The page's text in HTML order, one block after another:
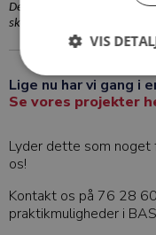
Det er derfor en
skriftligt og mundtligt.
Lige nu har vi gang i
Se vores projekter
Lyder dette som noget
os!
Kontakt os på 76 28
praktikmuligheder i
VIS